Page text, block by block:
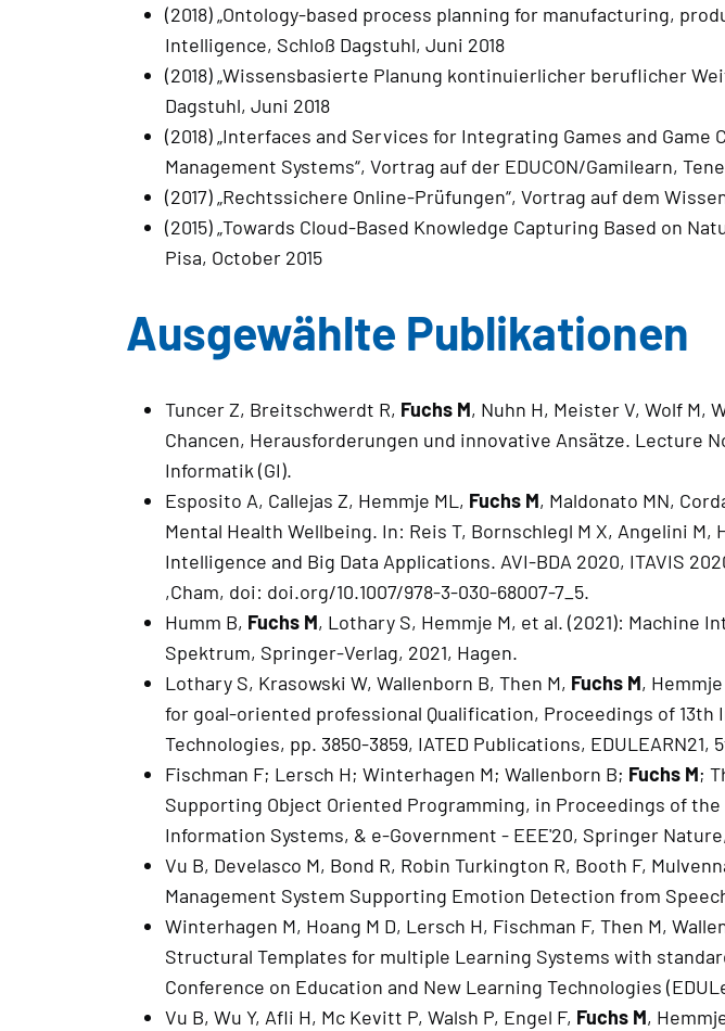
(2018) „Ontology-based process planning for manufacturing,
Intelligence, Schloß Dagstuhl, Juni 2018
(2018) „Wissensbasierte Planung kontinuierlicher beruflicher
Dagstuhl, Juni 2018
(2018) „Interfaces and Services for Integrating Games and
Management Systems“, Vortrag auf der EDUCON/Gamilearn,
(2017) „Rechtssichere Online-Prüfungen“, Vortrag auf dem
(2015) „Towards Cloud-Based Knowledge Capturing Based on
Pisa, October 2015
Ausgewählte Publikationen
Tuncer Z, Breitschwerdt R, Fuchs M, Nuhn H, Meister V, Wolf M,
Chancen, Herausforderungen und innovative Ansätze. Lecture
Informatik (GI).
Esposito A, Callejas Z, Hemmje ML, Fuchs M, Maldonato MN,
Mental Health Wellbeing. In: Reis T, Bornschlegl M X, Angelini
Intelligence and Big Data Applications. AVI-BDA 2020, ITAVIS
,Cham, doi: doi.org/10.1007/978-3-030-68007-7_5.
Humm B, Fuchs M, Lothary S, Hemmje M, et al. (2021): Machine
Spektrum, Springer-Verlag, 2021, Hagen.
Lothary S, Krasowski W, Wallenborn B, Then M, Fuchs M,
for goal-oriented professional Qualification, Proceedings of
Technologies, pp. 3850-3859, IATED Publications,
Fischman F; Lersch H; Winterhagen M; Wallenborn B; Fuchs M;
Supporting Object Oriented Programming, in Proceedings of
Information Systems, & e-Government - EEE'20, Springer
Vu B, Develasco M, Bond R, Robin Turkington R, Booth F,
Management System Supporting Emotion Detection from
Winterhagen M, Hoang M D, Lersch H, Fischman F, Then M,
Structural Templates for multiple Learning Systems with
Conference on Education and New Learning Technologies
Vu B, Wu Y, Afli H, Mc Kevitt P, Walsh P, Engel F, Fuchs M,